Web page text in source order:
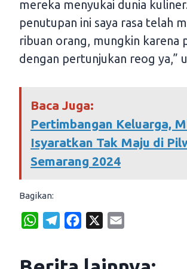
mereka menyukai dunia
penutupan ini saya rasa telah
ribuan orang, mungkin karena
dengan pertunjukan reog ya,”
Baca Juga:
Pertimbangan Keluarga,
Isyaratkan Tak Maju di
Semarang 2024
Bagikan:
W